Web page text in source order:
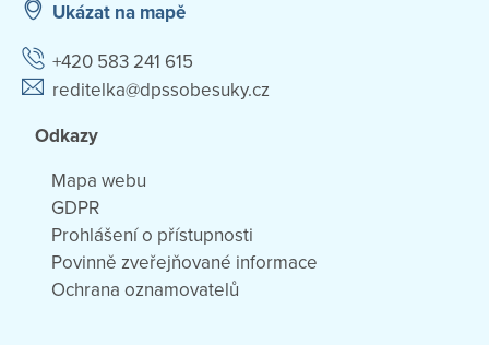
Ukázat na mapě
+420 583 241 615
reditelka@dpssobesuky.cz
Odkazy
Mapa webu
GDPR
Prohlášení o přístupnosti
Povinně zveřejňované informace
Ochrana oznamovatelů